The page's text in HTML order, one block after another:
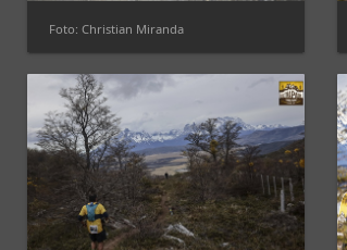
Foto: Christian Miranda